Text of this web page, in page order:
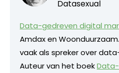
Datasexual
Data-gedreven digital
Amdax en
vaak als spreker over
Auteur van het boek